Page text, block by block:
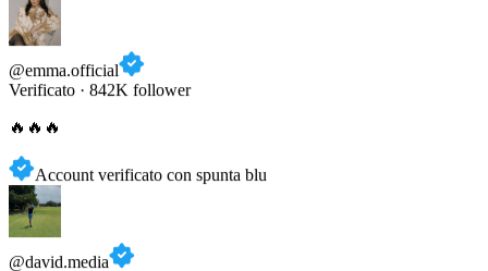
@emma.official
Verificato · 842K follower
🔥🔥🔥
@david.media
Verificato · 1.2M follower